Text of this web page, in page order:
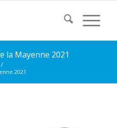
la Mayenne 2021
/
2021